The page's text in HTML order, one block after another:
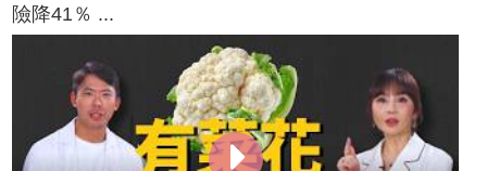
險降41％ ...